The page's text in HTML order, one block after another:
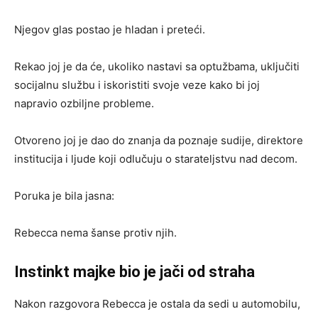
Njegov glas postao je hladan i preteći.
Rekao joj je da će, ukoliko nastavi sa optužbama, uključiti
socijalnu službu i iskoristiti svoje veze kako bi joj
napravio ozbiljne probleme.
Otvoreno joj je dao do znanja da poznaje sudije, direktore
institucija i ljude koji odlučuju o starateljstvu nad decom.
Poruka je bila jasna:
Rebecca nema šanse protiv njih.
Instinkt majke bio je jači od straha
Nakon razgovora Rebecca je ostala da sedi u automobilu,